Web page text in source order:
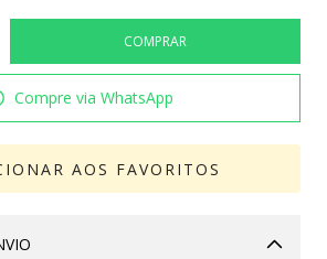
Compre via WhatsApp
AOS FAVORITOS